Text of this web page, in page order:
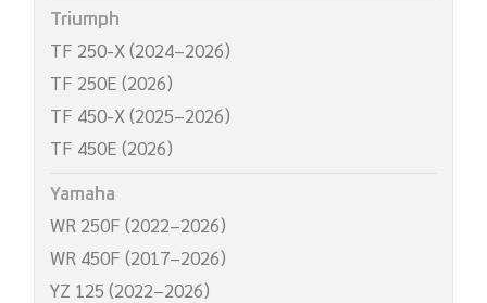
Triumph
TF 250-X (2024–2026)
TF 250E (2026)
TF 450-X (2025–2026)
TF 450E (2026)
Yamaha
WR 250F (2022–2026)
WR 450F (2017–2026)
YZ 125 (2022–2026)